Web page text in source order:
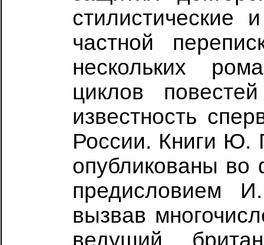
стилистические
частной
нескольких
циклов
известность
России. Книги Ю.
опубликованы во
предисловием
вызвав
ведущий